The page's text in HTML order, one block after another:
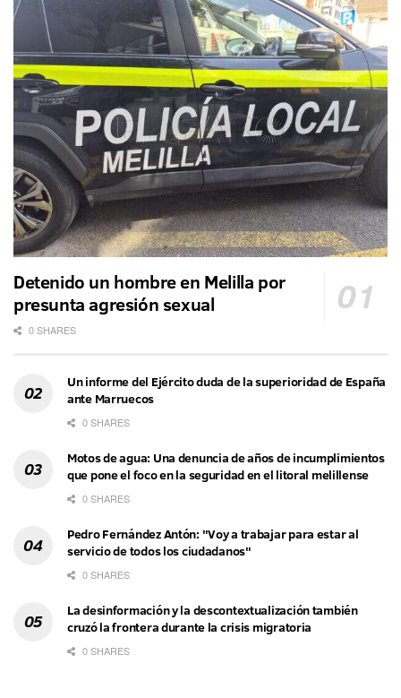
Detenido un hombre en Melilla por
presunta agresión sexual
0 SHARES
Un informe del Ejército duda de la superioridad de España
ante Marruecos
0 SHARES
Motos de agua: Una denuncia de años de incumplimientos
que pone el foco en la seguridad en el litoral melillense
0 SHARES
Pedro Fernández Antón: "Voy a trabajar para estar al
servicio de todos los ciudadanos"
0 SHARES
La desinformación y la descontextualización también
cruzó la frontera durante la crisis migratoria
0 SHARES